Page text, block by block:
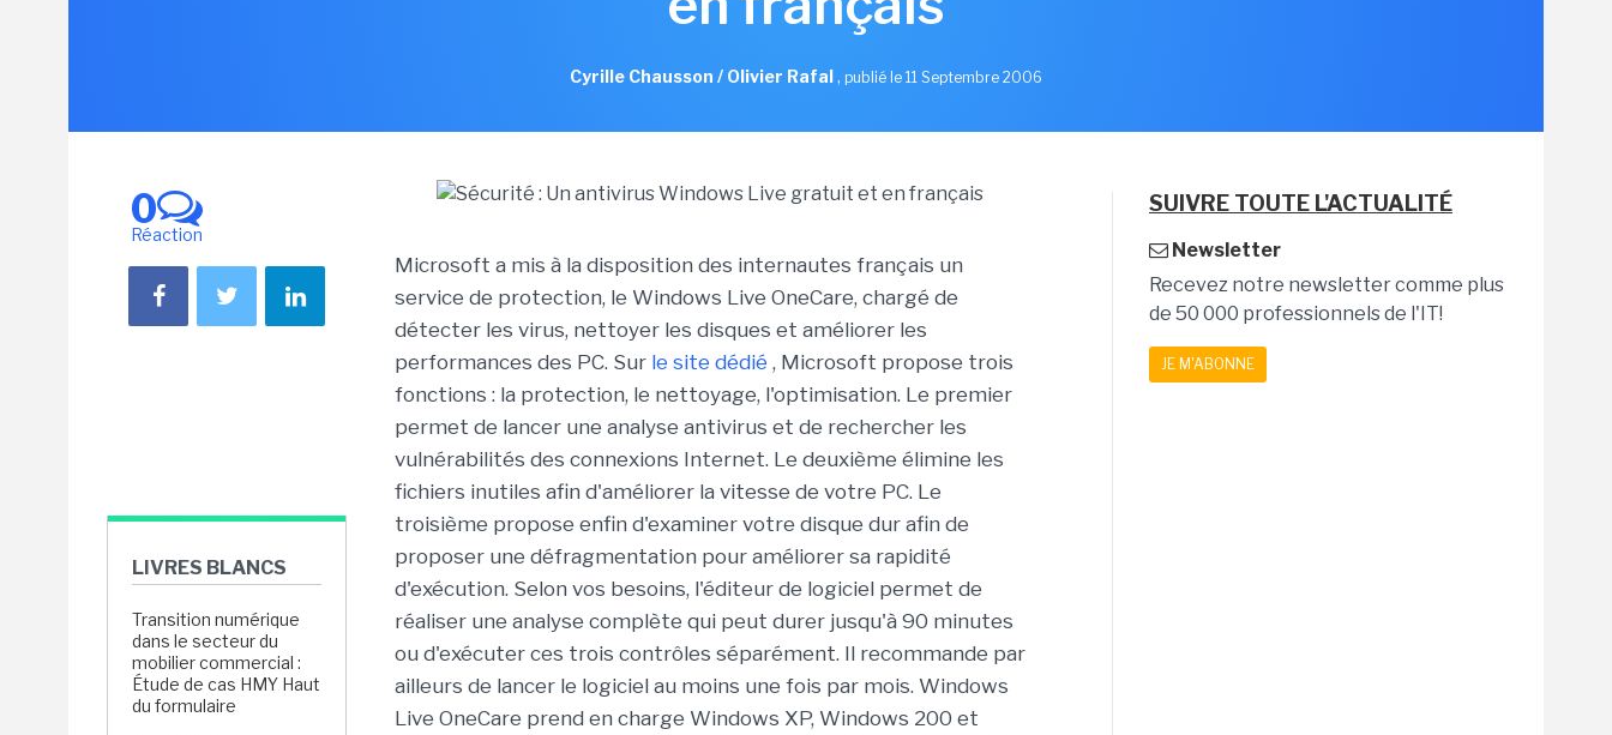
Cyrille Chausson / Olivier Rafal, publié le 11 Septembre 2006
0
Réaction
LIVRES BLANCS
Transition numérique
dans le secteur du
mobilier commercial :
Étude de cas HMY Haut
du formulaire
Microsoft a mis à la disposition des internautes français un
service de protection, le Windows Live OneCare, chargé de
détecter les virus, nettoyer les disques et améliorer les
performances des PC. Sur le site dédié , Microsoft propose trois
fonctions : la protection, le nettoyage, l'optimisation. Le premier
permet de lancer une analyse antivirus et de rechercher les
vulnérabilités des connexions Internet. Le deuxième élimine les
fichiers inutiles afin d'améliorer la vitesse de votre PC. Le
troisième propose enfin d'examiner votre disque dur afin de
proposer une défragmentation pour améliorer sa rapidité
d'exécution. Selon vos besoins, l'éditeur de logiciel permet de
réaliser une analyse complète qui peut durer jusqu'à 90 minutes
ou d'exécuter ces trois contrôles séparément. Il recommande par
ailleurs de lancer le logiciel au moins une fois par mois. Windows
Live OneCare prend en charge Windows XP, Windows 200 et
SUIVRE TOUTE L'ACTUALITÉ
Newsletter
Recevez notre newsletter comme plus
de 50 000 professionnels de l'IT!
JE M'ABONNE